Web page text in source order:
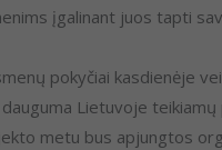
įgalinant juos tapti
pokyčiai kasdienėje
Lietuvoje
metu bus apjungtos